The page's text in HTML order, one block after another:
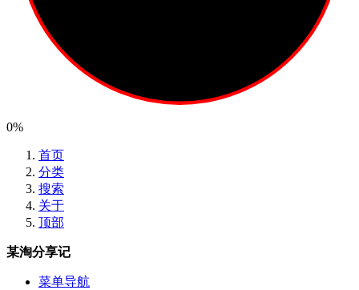
0%
首页
分类
搜索
关于
顶部
某淘分享记
菜单导航